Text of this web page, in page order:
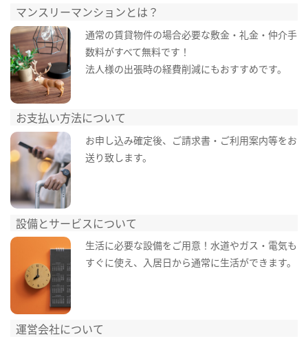
マンスリーマンションとは？
通常の賃貸物件の場合必要な敷金・礼金・仲介手
数料がすべて無料です！
法人様の出張時の経費削減にもおすすめです。
お支払い方法について
お申し込み確定後、ご請求書・ご利用案内等をお
送り致します。
設備とサービスについて
生活に必要な設備をご用意！水道やガス・電気も
すぐに使え、入居日から通常に生活ができます。
運営会社について